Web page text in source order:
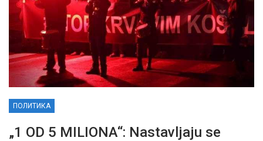
ПОЛИТИКА
„1 OD 5 MILIONA“: Nastavljaju se